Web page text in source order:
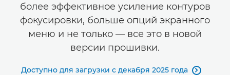
более эффективное усиление контуров
фокусировки, больше опций экранного
меню и не только — все это в новой
версии прошивки.
Доступно для загрузки с декабря 2025 года 